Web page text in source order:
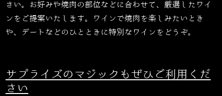
さい。お好みや焼肉の部位などに合わせて、厳選したワイ
ンをご提案いたします。ワインで焼肉を楽しみたいとき
や、デートなどのひとときに特別なワインをどうぞ。
サプライズのマジックもぜひご利用くだ
さい